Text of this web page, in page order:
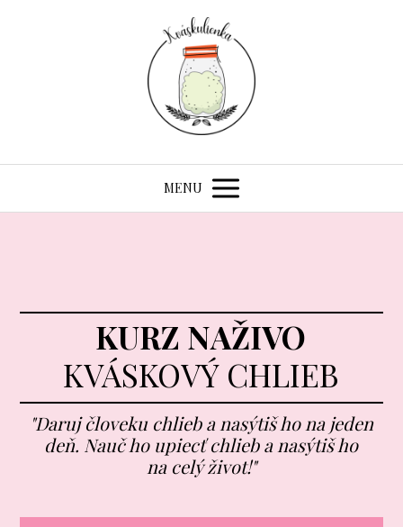
MENU
KURZ NAŽIVO
KVÁSKOVÝ CHLIEB
"Daruj človeku chlieb a nasýtiš ho na jeden
deň. Nauč ho upiecť chlieb a nasýtiš ho
na celý život!"